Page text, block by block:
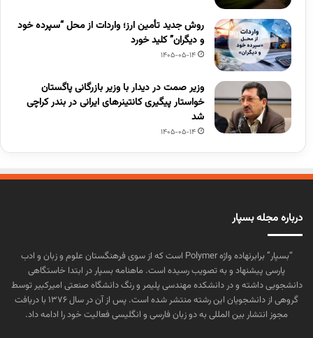
روش جدید تأمین ارز؛ واردات از محل “سپرده خود
و دیگران” کلید خورد
1405-05-14
وزیر صمت در دیدار با وزیر بازرگانی پاگستان
خواستار پیگیری کانتینرهای ایرانی در بندر کراچی
شد
1405-05-14
درباره مجله بسپار
“بسپار” برابرنهاده واژه Polymer است که از سوی فرهنگستان علوم و زبان و ادب
پارسی پیشنهاد و به تصویب رسیده است. ماهنامه بسپار در ابتدا خاستگاهی
دانشجویی داشته و در دانشکده مهندسی پلیمر و رنگ دانشگاه صنعتی امیرکبیر توسط
گروهی از دانشجویان این رشته منتشر شده است. پس از آن در سال ۱۳۷۶ با دریافت
مجوز انتشار بین المللی به دو زبان فارسی و انگلیسی فعالیت خود را ادامه داد.